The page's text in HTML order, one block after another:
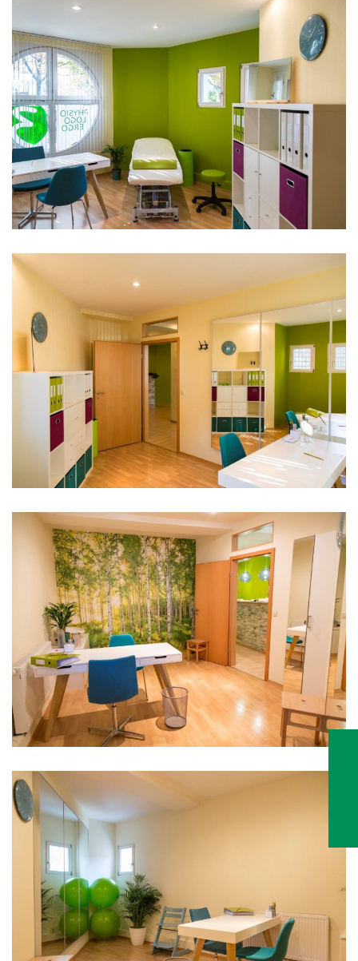
Ergotherapie Behandlungsraum
Ergotherapie Behandlungsraum 1
Ergotherapie Behandlungsraum 2
Ergotherapie